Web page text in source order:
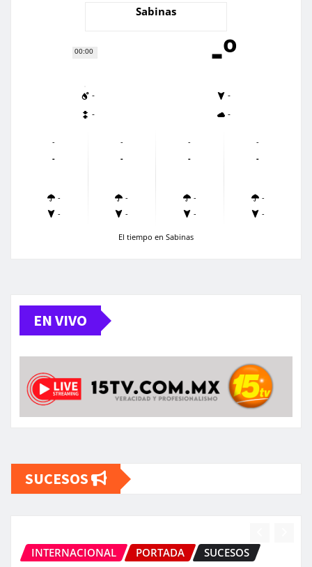
00:00
Sabinas
-º
-
-
-
-
-
-
-
-
-
-
-
-
-
-
-
-
-
-
-
-
El tiempo en Sabinas
EN VIVO
SUCESOS
PORTADA SUCESOS